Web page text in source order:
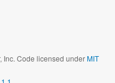
Inc. Code licensed underMIT